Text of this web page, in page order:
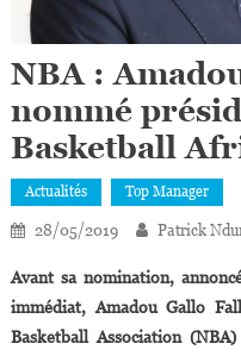
NBA :
nommé
Basketball
Actualités Top Manager
28/05/2019 Patrick
Avant sa nomination,
immédiat, Amadou Gallo
Basketball Association